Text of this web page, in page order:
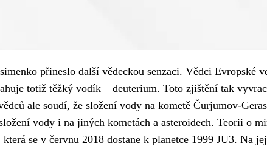
přineslo další vědeckou senzaci. Vědci Evropské
totiž těžký vodík – deuterium. Toto zjištění tak
ale soudí, že složení vody na kometě Čurjumov-
vody i na jiných kometách a asteroidech. Teorii o
se v červnu 2018 dostane k planetce 1999 JU3. Na